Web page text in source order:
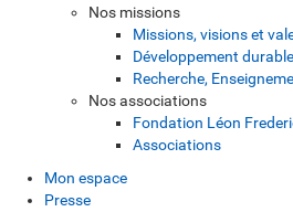
Nos missions
Missions, visions et
Développement durable
Recherche,
Nos associations
Fondation Léon
Associations
Mon espace
Presse